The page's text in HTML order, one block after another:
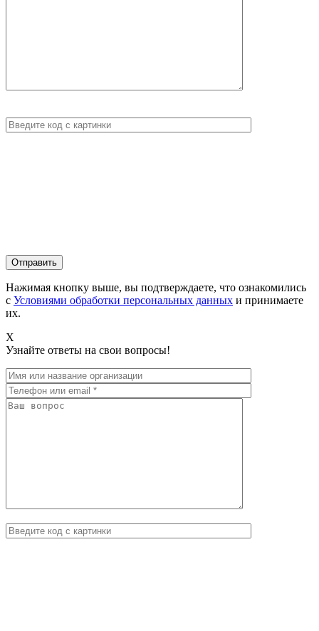
Нажимая кнопку выше, вы подтверждаете, что ознакомились
с Условиями обработки персональных данных и принимаете
их.
X
Узнайте ответы на свои вопросы!